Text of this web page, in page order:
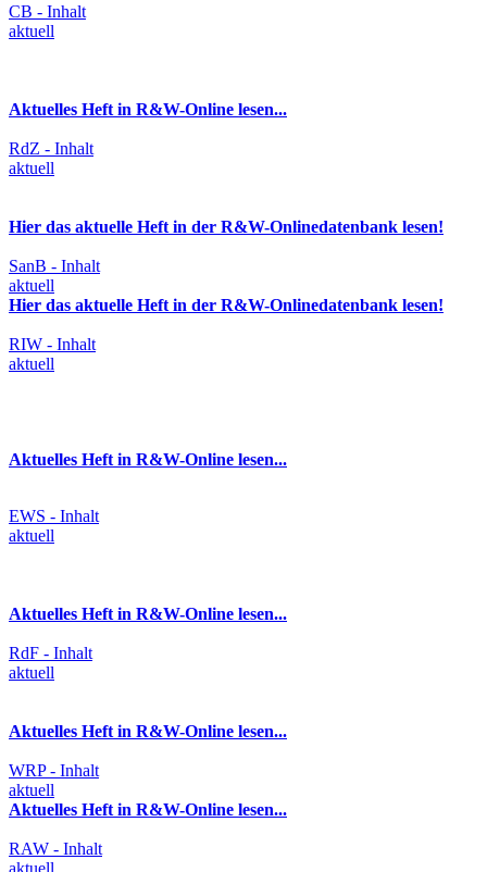
CB - Inhalt
aktuell
Aktuelles Heft in R&W-Online lesen...
RdZ - Inhalt
aktuell
Hier das aktuelle Heft in der R&W-Onlinedatenbank lesen!
SanB - Inhalt
aktuell
Hier das aktuelle Heft in der R&W-Onlinedatenbank lesen!
RIW - Inhalt
aktuell
Aktuelles Heft in R&W-Online lesen...
EWS - Inhalt
aktuell
Aktuelles Heft in R&W-Online lesen...
RdF - Inhalt
aktuell
Aktuelles Heft in R&W-Online lesen...
WRP - Inhalt
aktuell
Aktuelles Heft in R&W-Online lesen...
RAW - Inhalt
aktuell